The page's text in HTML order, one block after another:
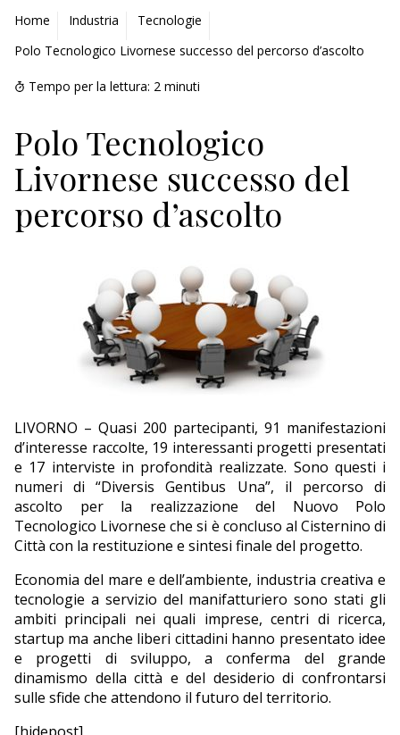
AMBIENTE
MOBILITÀ
INDUSTRIA
RICERCA
ECONOMIA
TURISMO
EDITORIALI
Home Industria
Tecnologie
Polo Tecnologico Livornese successo del percorso d’ascolto
Tempo per la lettura: 2 minuti
Polo Tecnologico
Livornese successo del
percorso d’ascolto
LIVORNO – Quasi 200 partecipanti, 91 manifestazioni
d’interesse raccolte, 19 interessanti progetti presentati
e 17 interviste in profondità realizzate. Sono questi i
numeri di “Diversis Gentibus Una”, il percorso di
ascolto per la realizzazione del Nuovo Polo
Tecnologico Livornese che si è concluso al Cisternino di
Città con la restituzione e sintesi finale del progetto.
Economia del mare e dell’ambiente, industria creativa e
tecnologie a servizio del manifatturiero sono stati gli
ambiti principali nei quali imprese, centri di ricerca,
startup ma anche liberi cittadini hanno presentato idee
e progetti di sviluppo, a conferma del grande
dinamismo della città e del desiderio di confrontarsi
sulle sfide che attendono il futuro del territorio.